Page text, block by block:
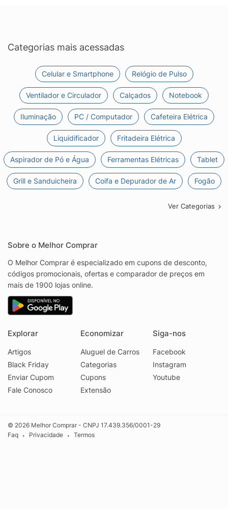
Categorias mais acessadas
Celular e Smartphone Relógio de Pulso
Ventilador e Circulador Calçados Notebook
Iluminação PC / Computador Cafeteira Elétrica
Liquidificador Fritadeira Elétrica
Aspirador de Pó e Água Ferramentas Elétricas Tablet
Grill e Sanduicheira Coifa e Depurador de Ar Fogão
Ver Categorias
Sobre o Melhor Comprar
O Melhor Comprar é especializado em cupons de desconto,
códigos promocionais, ofertas e comparador de preços em
mais de 1900 lojas online.
Explorar
Artigos
Black Friday
Enviar Cupom
Fale Conosco
Economizar
Aluguel de Carros
Categorias
Cupons
Extensão
Siga-nos
Facebook
Instagram
Youtube
© 2026 Melhor Comprar - CNPJ 17.439.356/0001-29
Faq
• Privacidade • Termos